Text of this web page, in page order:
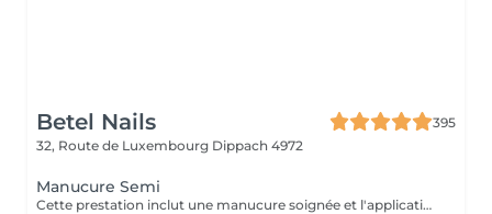
Betel Nails
395
32, Route de Luxembourg Dippach 4972
Manucure Semi
Cette prestation inclut une manucure soignée et l'application d'un vernis semi-permanent de la couleur de votre choix.